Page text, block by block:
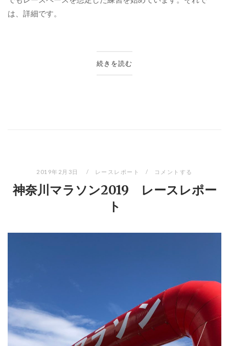
は、詳細です。
続きを読む
2019年2月3日 レースレポート コメントする
神奈川マラソン2019 レースレポー
ト